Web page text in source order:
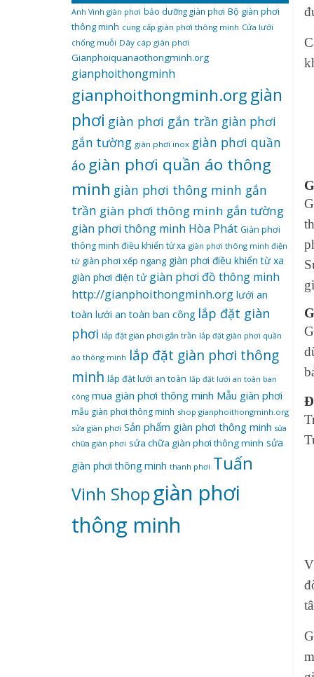
Anh Vinh giàn phơi bảo dưỡng giàn phơi Bộ giàn phơi
thông minh cung cấp giàn phơi thông minh Cửa lưới
chống muỗi Dây cáp giàn phơi
Gianphoiquanaothongminh.org
gianphoithongminh
gianphoithongminh.org giàn
phơi giàn phơi gắn trần giàn phơi
gắn tường giàn phơi inox giàn phơi quần
áo giàn phơi quần áo thông
minh giàn phơi thông minh gắn
trần giàn phơi thông minh gắn tường
giàn phơi thông minh Hòa Phát Giàn phơi
thông minh điều khiển từ xa giàn phơi thông minh điện
tử giàn phơi xếp ngang giàn phơi điều khiển từ xa
giàn phơi điện tử giàn phơi đồ thông minh
http://gianphoithongminh.org lưới an
toàn lưới an toàn ban công lắp đặt giàn
phơi lắp đặt giàn phơi gắn trần lắp đặt giàn phơi quần
áo thông minh lắp đặt giàn phơi thông
minh lắp đặt lưới an toàn lắp đặt lưới an toàn ban
công mua giàn phơi thông minh Mẫu giàn phơi
mẫu giàn phơi thông minh shop gianphoithongminh.org
sửa giàn phơi Sản phẩm giàn phơi thông minh sửa
chữa giàn phơi sửa chữa giàn phơi thông minh sửa
giàn phơi thông minh thanh phơi Tuấn
Vinh Shop‌giàn‌ ‌phơi‌
‌thông‌ ‌minh